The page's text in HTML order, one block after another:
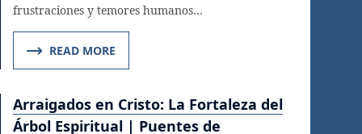
frustraciones y temores humanos…
READ MORE
Arraigados en Cristo: La Fortaleza del
Árbol Espiritual | Puentes de